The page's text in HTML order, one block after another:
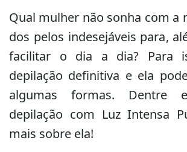
Qual mulher não sonha com a
dos pelos indesejáveis para,
facilitar o dia a dia? Para
depilação definitiva e ela
algumas formas. Dentre
depilação com Luz Intensa
mais sobre ela!